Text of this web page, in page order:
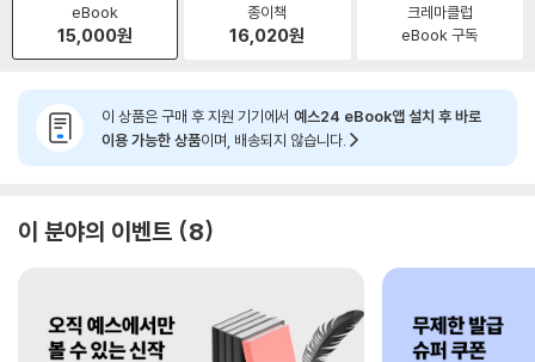
eBook
15,000원
종이책
16,020원
크레마클럽
eBook 구독
이 상품은 구매 후 지원 기기에서 예스24 eBook앱 설치 후 바로
이용 가능한 상품이며, 배송되지 않습니다.
이 분야의 이벤트 8